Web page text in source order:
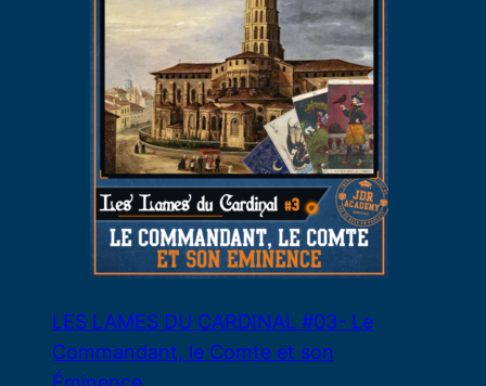
LES LAMES DU CARDINAL #03- Le
Commandant, le Comte et son